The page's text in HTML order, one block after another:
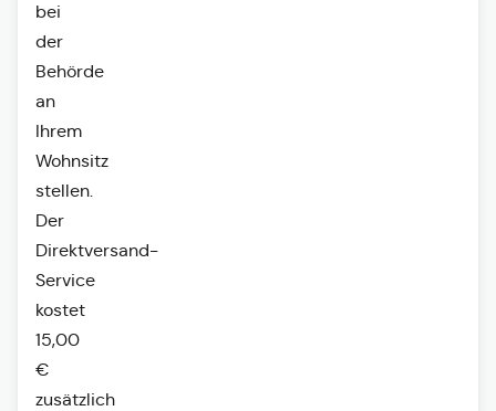
bei
der
Behörde
an
Ihrem
Wohnsitz
stellen.
Der
Direktversand-
Service
kostet
15,00
€
zusätzlich